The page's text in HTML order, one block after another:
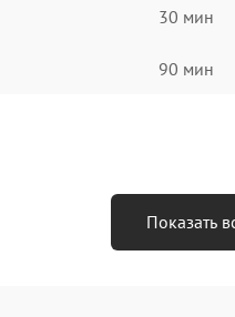
30 мин
90 мин
Показать